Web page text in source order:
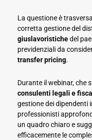
La questione è
corretta gestione del
giuslavoristichedel
previdenziali da
transfer pricing.
Durante il webinar, che
consulenti legali e
gestione dei dipendenti
professionisti
un quadro chiaro e
efficacemente le